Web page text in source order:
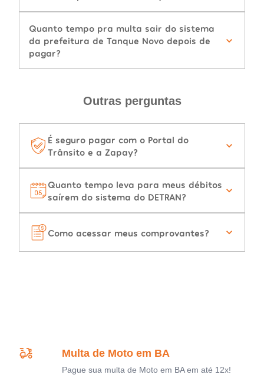
Quanto tempo pra multa sair do sistema
da prefeitura de Tanque Novo depois de
pagar?
Outras perguntas
É seguro pagar com o Portal do
Trânsito e a Zapay?
Quanto tempo leva para meus débitos
saírem do sistema do DETRAN?
Como acessar meus comprovantes?
Multa de Moto em BA
Pague sua multa de Moto em BA em até 12x!